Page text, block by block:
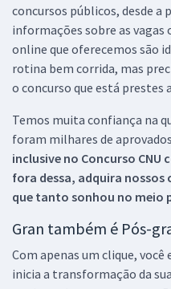
concursos públicos, desde a
informações sobre as vagas
online que oferecemos são
rotina bem corrida, mas
o concurso que está prestes
Temos muita confiança na
foram milhares de
inclusive no Concurso CNU
fora dessa, adquira nossos
que tanto sonhou no meio
Gran também é Pós-
Com apenas um clique, você
inicia a transformação da